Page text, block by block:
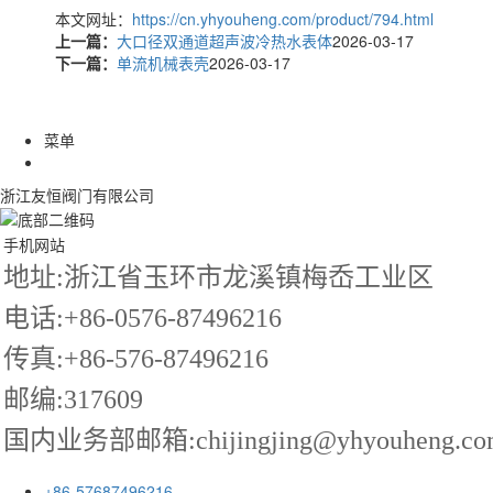
本文网址： https://cn.yhyouheng.com/product/794.html
上一篇： 大口径双通道超声波冷热水表体2026-03-17
下一篇： 单流机械表壳2026-03-17
菜单
浙江友恒阀门有限公司
手机网站
地址:浙江省玉环市龙溪镇梅岙工业区
电话:+86-0576-87496216
传真:+86-576-87496216
邮编:317609
国内业务部邮箱